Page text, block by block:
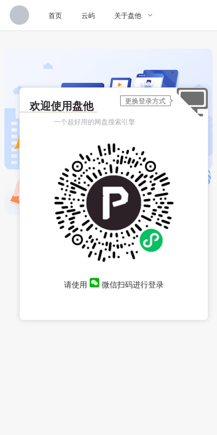
首页 云屿 关于盘他
欢迎使用盘他
一个超好用的网盘搜索引擎
请使用 微信扫码进行登录